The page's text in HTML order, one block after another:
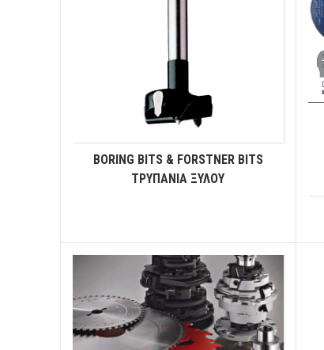
BORING BITS & FORSTNER BITS
ΤΡΥΠΑΝΙΑ ΞΥΛΟΥ